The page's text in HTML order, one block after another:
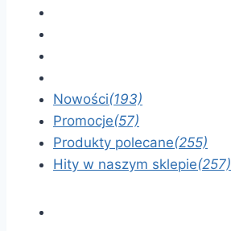
Nowości(193)
Promocje(57)
Produkty polecane(255)
Hity w naszym sklepie(257)